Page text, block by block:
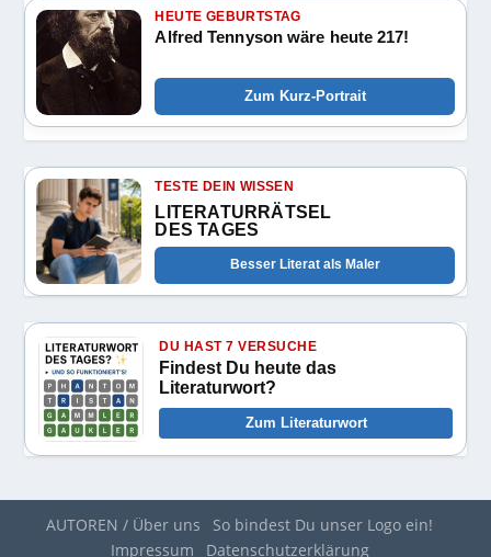
HEUTE GEBURTSTAG
Alfred Tennyson wäre heute 217!
Zum Kurz-Portrait
TESTE DEIN WISSEN
LITERATURRÄTSEL
DES TAGES
Besser Literat als Maler
DU HAST 7 VERSUCHE
Findest Du heute das
Literaturwort?
Zum Literaturwort
AUTOREN / Über uns
So bindest Du unser Logo ein!
Impressum
Datenschutzerklärung